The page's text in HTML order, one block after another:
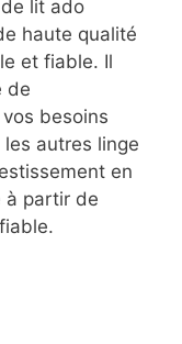
lit ado
haute qualité
et fiable. Il
de
besoins
autres linge
en
à partir de